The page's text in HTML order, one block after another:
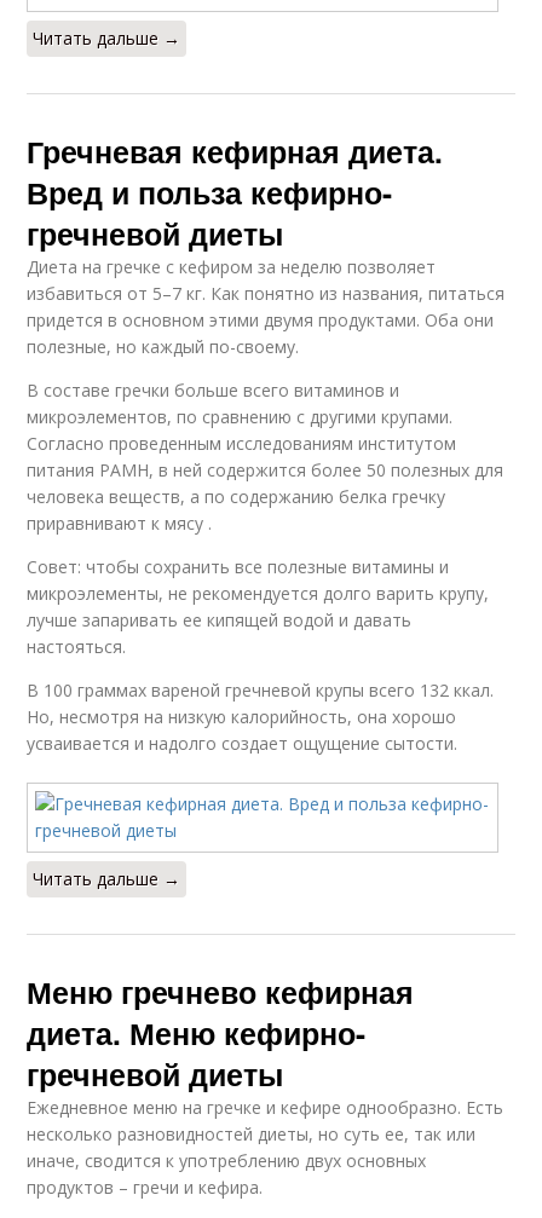
Читать дальше →
Гречневая кефирная диета.
Вред и польза кефирно-
гречневой диеты
Диета на гречке с кефиром за неделю позволяет
избавиться от 5–7 кг. Как понятно из названия, питаться
придется в основном этими двумя продуктами. Оба они
полезные, но каждый по-своему.
В составе гречки больше всего витаминов и
микроэлементов, по сравнению с другими крупами.
Согласно проведенным исследованиям институтом
питания РАМН, в ней содержится более 50 полезных для
человека веществ, а по содержанию белка гречку
приравнивают к мясу .
Совет: чтобы сохранить все полезные витамины и
микроэлементы, не рекомендуется долго варить крупу,
лучше запаривать ее кипящей водой и давать
настояться.
В 100 граммах вареной гречневой крупы всего 132 ккал.
Но, несмотря на низкую калорийность, она хорошо
усваивается и надолго создает ощущение сытости.
Читать дальше →
Меню гречнево кефирная
диета. Меню кефирно-
гречневой диеты
Ежедневное меню на гречке и кефире однообразно. Есть
несколько разновидностей диеты, но суть ее, так или
иначе, сводится к употреблению двух основных
продуктов – гречи и кефира.